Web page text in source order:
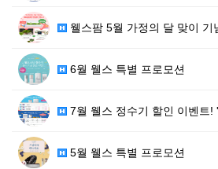
웰스팜 5월 가정의 달 맞이 기
6월 웰스 특별 프로모션
7월 웰스 정수기 할인 이벤트!
5월 웰스 특별 프로모션